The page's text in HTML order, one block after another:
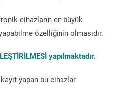
cihazların en büyük
özelliğinin olmasıdır.
yapılmaktadır.
yapan bu cihazlar